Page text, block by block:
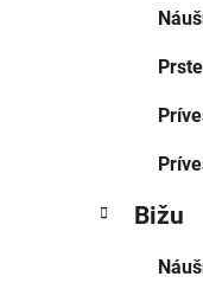
Bižu